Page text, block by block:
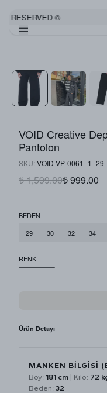
RESERVED ©
VOID Creative
Pantolon
SKU: VOID-VP-0061_1_29
₺ 1,599.00₺ 999.00
BEDEN
29
30 32 34
RENK
Ürün Detayı
MANKEN BİLGİSİ
Boy: 181 cm | Kilo: 72
Beden: 32